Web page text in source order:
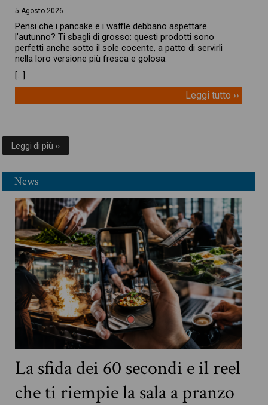
5 Agosto 2026
Pensi che i pancake e i waffle debbano aspettare
l’autunno? Ti sbagli di grosso: questi prodotti sono
perfetti anche sotto il sole cocente, a patto di servirli
nella loro versione più fresca e golosa.
[…]
Leggi tutto ››
Leggi di più ››
News
La sfida dei 60 secondi e il reel
che ti riempie la sala a pranzo